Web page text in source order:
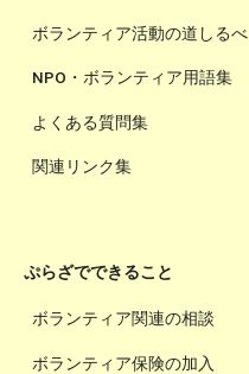
ボランティア活動の道しるべ
NPO・ボランティア用語集
よくある質問集
関連リンク集
ぷらざでできること
ボランティア関連の相談
ボランティア保険の加入